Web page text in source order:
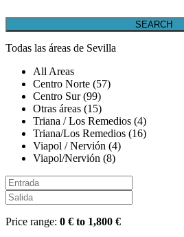
Todas las áreas de Sevilla
All Areas
Centro Norte (57)
Centro Sur (99)
Otras áreas (15)
Triana / Los Remedios (4)
Triana/Los Remedios (16)
Viapol / Nervión (4)
Viapol/Nervión (8)
Price range: 0 € to 1,800 €